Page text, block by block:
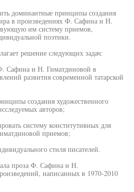
доминантные принципы создания
в произведениях Ф. Сафина и Н.
им систему приемов,
поэтики.
решение следующих задач:
Ф. Сафина и Н. Гиматдиновой в
развития современной татарской
создания художественного
авторов;
систему конститутивных для
приемов;
стиля писателей.
проза Ф. Сафина и Н.
написанных в 1970-2010